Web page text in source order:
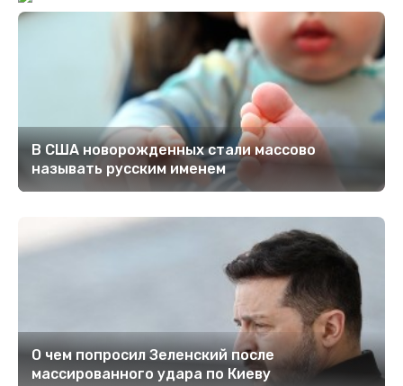
В США новорожденных стали массово
называть русским именем
О чем попросил Зеленский после
массированного удара по Киеву